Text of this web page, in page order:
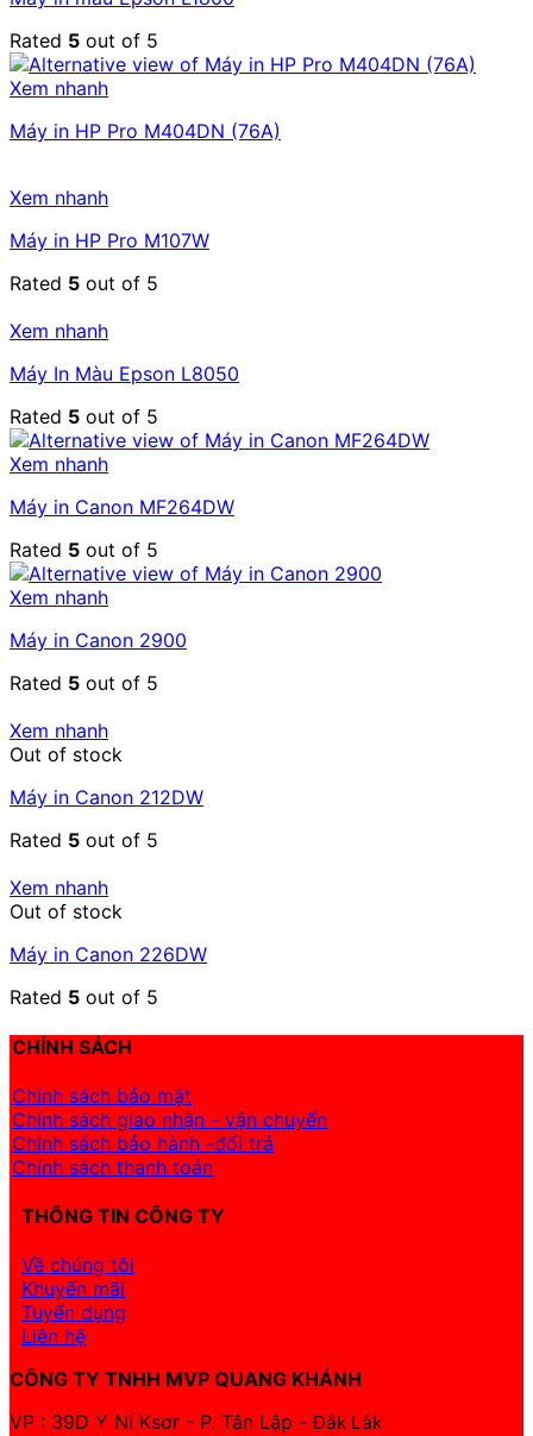
Rated 5 out of 5
Xem nhanh
Máy in HP Pro M404DN (76A)
Xem nhanh
Máy in HP Pro M107W
Rated 5 out of 5
Xem nhanh
Máy In Màu Epson L8050
Rated 5 out of 5
Xem nhanh
Máy in Canon MF264DW
Rated 5 out of 5
Xem nhanh
Máy in Canon 2900
Rated 5 out of 5
Xem nhanh
Out of stock
Máy in Canon 212DW
Rated 5 out of 5
Xem nhanh
Out of stock
Máy in Canon 226DW
Rated 5 out of 5
CHÍNH SÁCH
Chính sách bảo mật
Chính sách giao nhận - vận chuyển
Chính sách bảo hành -đổi trả
Chính sách thanh toán
THÔNG TIN CÔNG TY
Về chúng tôi
Khuyến mãi
Tuyển dụng
Liên hệ
CÔNG TY TNHH MVP QUANG KHÁNH
VP : 39D Y Ni Ksơr - P. Tân Lập -Đắk Lắk